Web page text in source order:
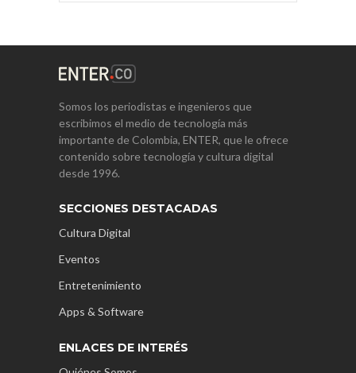
Somos los periodistas e ingenieros que
escribimos el medio de tecnología más
importante de Colombia, ENTER, que le ofrece
contenido sobre tecnología y cultura digital
desde 1996.
SECCIONES DESTACADAS
Cultura Digital
Eventos
Entretenimiento
Apps & Software
ENLACES DE INTERÉS